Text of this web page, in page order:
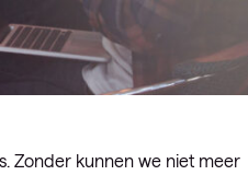
Zonder kunnen we niet meer